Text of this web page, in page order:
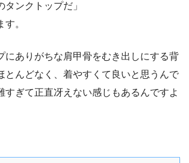
タンクトップだ」
。
にありがちな肩甲骨をむき出しにする背
とんどなく、着やすくて良いと思うんで
すぎて正直冴えない感じもあるんですよ